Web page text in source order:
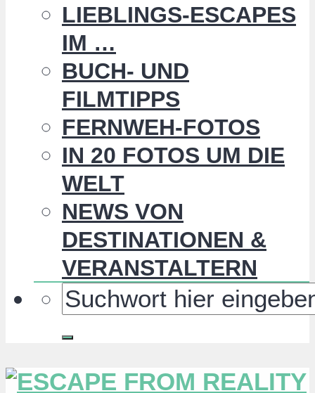
LIEBLINGS-ESCAPES
IM …
BUCH- UND
FILMTIPPS
FERNWEH-FOTOS
IN 20 FOTOS UM DIE
WELT
NEWS VON
DESTINATIONEN &
VERANSTALTERN